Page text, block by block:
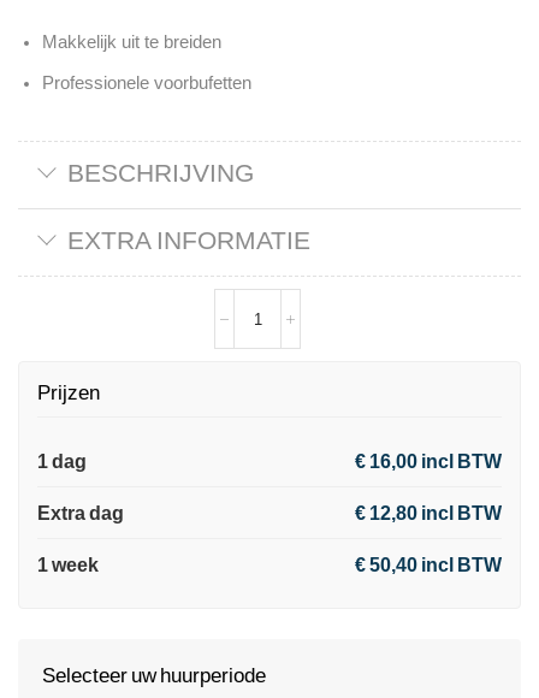
Makkelijk uit te breiden
Professionele voorbufetten
BESCHRIJVING
EXTRA INFORMATIE
Prijzen
1 dag € 16,00 incl BTW
Extra dag € 12,80 incl BTW
1 week € 50,40 incl BTW
Selecteer uw huurperiode